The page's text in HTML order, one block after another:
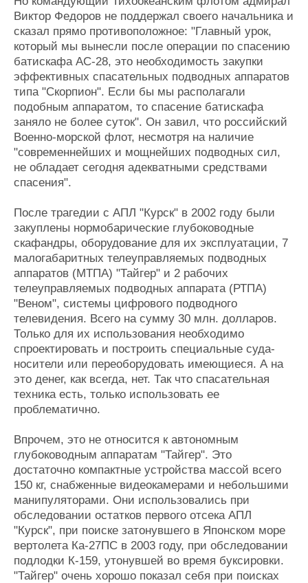
Конференции
Выставки и семинары
Личности
Словарь
Флот
Галерея флота
Форум
Отзывы
Все службы
Виктор Федоров не поддержал своего начальника и
сказал прямо противоположное: "Главный урок,
который мы вынесли после операции по спасению
батискафа АС-28, это необходимость закупки
эффективных спасательных подводных аппаратов
типа "Скорпион". Если бы мы располагали
подобным аппаратом, то спасение батискафа
заняло не более суток". Он завил, что российский
Военно-морской флот, несмотря на наличие
"современнейших и мощнейших подводных сил,
не обладает сегодня адекватными средствами
спасения".
После трагедии с АПЛ "Курск" в 2002 году были
закуплены нормобарические глубоководные
скафандры, оборудование для их эксплуатации, 7
малогабаритных телеуправляемых подводных
аппаратов (МТПА) "Тайгер" и 2 рабочих
телеуправляемых подводных аппарата (РТПА)
"Веном", системы цифрового подводного
телевидения. Всего на сумму 30 млн. долларов.
Только для их использования необходимо
спроектировать и построить специальные суда-
носители или переоборудовать имеющиеся. А на
это денег, как всегда, нет. Так что спасательная
техника есть, только использовать ее
проблематично.
Впрочем, это не относится к автономным
глубоководным аппаратам "Тайгер". Это
достаточно компактные устройства массой всего
150 кг, снабженные видеокамерами и небольшими
манипуляторами. Они использовались при
обследовании остатков первого отсека АПЛ
"Курск", при поиске затонувшего в Японском море
вертолета Ка-27ПС в 2003 году, при обследовании
подлодки К-159, утонувшей во время буксировки.
"Тайгер" очень хорошо показал себя при поисках